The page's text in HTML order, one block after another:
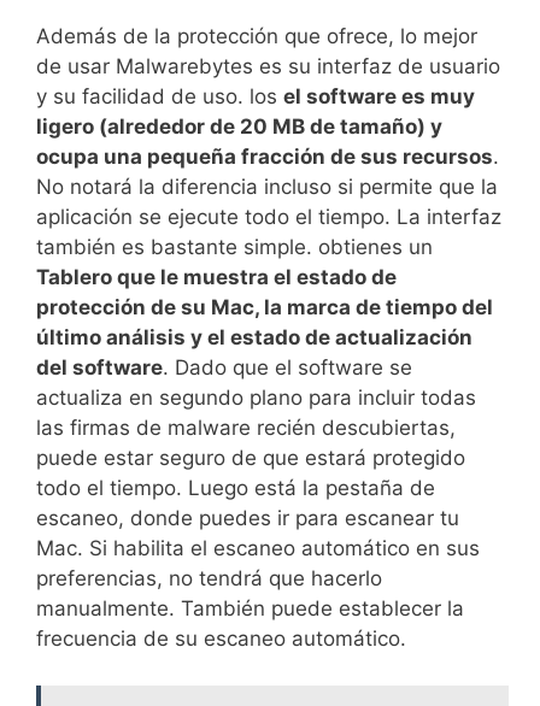
Además de la protección que ofrece, lo mejor
de usar Malwarebytes es su interfaz de usuario
y su facilidad de uso. los el software es muy
ligero (alrededor de 20 MB de tamaño) y
ocupa una pequeña fracción de sus recursos.
No notará la diferencia incluso si permite que la
aplicación se ejecute todo el tiempo. La interfaz
también es bastante simple. obtienes un
Tablero que le muestra el estado de
protección de su Mac, la marca de tiempo del
último análisis y el estado de actualización
del software. Dado que el software se
actualiza en segundo plano para incluir todas
las firmas de malware recién descubiertas,
puede estar seguro de que estará protegido
todo el tiempo. Luego está la pestaña de
escaneo, donde puedes ir para escanear tu
Mac. Si habilita el escaneo automático en sus
preferencias, no tendrá que hacerlo
manualmente. También puede establecer la
frecuencia de su escaneo automático.